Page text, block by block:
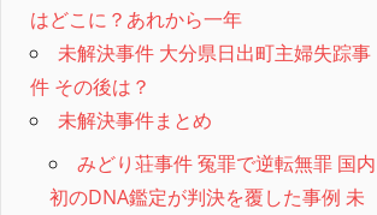
はどこに？あれから一年
未解決事件 大分県日出町主婦失踪事
件 その後は？
未解決事件まとめ
みどり荘事件 冤罪で逆転無罪 国内
初のDNA鑑定が判決を覆した事例 未